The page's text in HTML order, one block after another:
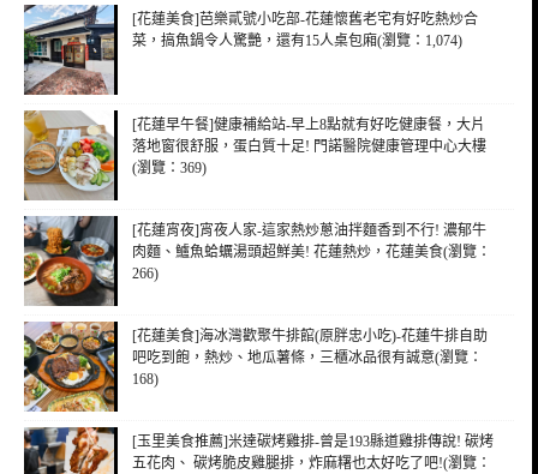
[花蓮美食]芭樂貳號小吃部-花蓮懷舊老宅有好吃熱炒合
菜，搞魚鍋令人驚艷，還有15人桌包廂(瀏覽：1,074)
[花蓮早午餐]健康補給站-早上8點就有好吃健康餐，大片
落地窗很舒服，蛋白質十足! 門諾醫院健康管理中心大樓
(瀏覽：369)
[花蓮宵夜]宵夜人家-這家熱炒蔥油拌麵香到不行! 濃郁牛
肉麵、鱸魚蛤蠣湯頭超鮮美! 花蓮熱炒，花蓮美食(瀏覽：
266)
[花蓮美食]海冰灣歡聚牛排館(原胖忠小吃)-花蓮牛排自助
吧吃到飽，熱炒、地瓜薯條，三櫃冰品很有誠意(瀏覽：
168)
[玉里美食推薦]米達碳烤雞排-曾是193縣道雞排傳說! 碳烤
五花肉、 碳烤脆皮雞腿排，炸麻糬也太好吃了吧!(瀏覽：